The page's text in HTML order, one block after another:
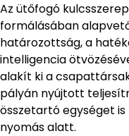
Az ütőfogó
formálásában
határozottság, a
intelligencia
alakít ki a
pályán nyújtott
összetartó egységet
nyomás alatt.